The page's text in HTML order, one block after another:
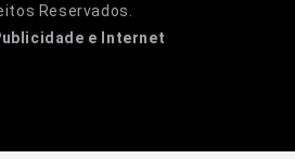
Reservados.
e Internet